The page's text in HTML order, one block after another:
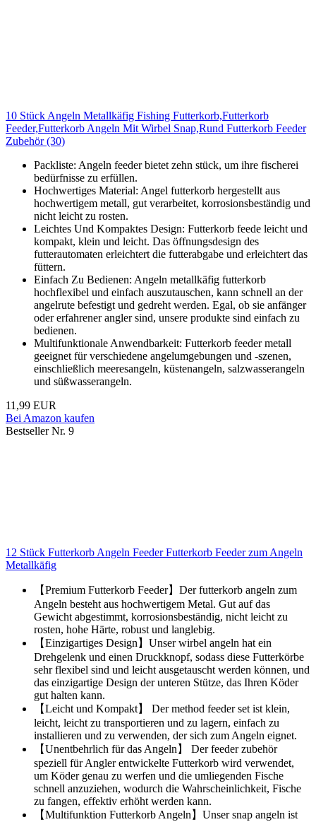
10 Stück Angeln Metallkäfig Fishing Futterkorb,Futterkorb
Feeder,Futterkorb Angeln Mit Wirbel Snap,Rund Futterkorb Feeder
Zubehör (30)
Packliste: Angeln feeder bietet zehn stück, um ihre fischerei
bedürfnisse zu erfüllen.
Hochwertiges Material: Angel futterkorb hergestellt aus
hochwertigem metall, gut verarbeitet, korrosionsbeständig und
nicht leicht zu rosten.
Leichtes Und Kompaktes Design: Futterkorb feede leicht und
kompakt, klein und leicht. Das öffnungsdesign des
futterautomaten erleichtert die futterabgabe und erleichtert das
füttern.
Einfach Zu Bedienen: Angeln metallkäfig futterkorb
hochflexibel und einfach auszutauschen, kann schnell an der
angelrute befestigt und gedreht werden. Egal, ob sie anfänger
oder erfahrener angler sind, unsere produkte sind einfach zu
bedienen.
Multifunktionale Anwendbarkeit: Futterkorb feeder metall
geeignet für verschiedene angelumgebungen und -szenen,
einschließlich meeresangeln, küstenangeln, salzwasserangeln
und süßwasserangeln.
11,99 EUR
Bei Amazon kaufen
Bestseller Nr. 9
12 Stück Futterkorb Angeln Feeder Futterkorb Feeder zum Angeln
Metallkäfig
【Premium Futterkorb Feeder】Der futterkorb angeln zum
Angeln besteht aus hochwertigem Metal. Gut auf das
Gewicht abgestimmt, korrosionsbeständig, nicht leicht zu
rosten, hohe Härte, robust und langlebig.
【Einzigartiges Design】Unser wirbel angeln hat ein
Drehgelenk und einen Druckknopf, sodass diese Futterkörbe
sehr flexibel sind und leicht ausgetauscht werden können, und
das einzigartige Design der unteren Stütze, das Ihren Köder
gut halten kann.
【Leicht und Kompakt】 Der method feeder set ist klein,
leicht, leicht zu transportieren und zu lagern, einfach zu
installieren und zu verwenden, der sich zum Angeln eignet.
【Unentbehrlich für das Angeln】 Der feeder zubehör
speziell für Angler entwickelte Futterkorb wird verwendet,
um Köder genau zu werfen und die umliegenden Fische
schnell anzuziehen, wodurch die Wahrscheinlichkeit, Fische
zu fangen, effektiv erhöht werden kann.
【Multifunktion Futterkorb Angeln】Unser snap angeln ist